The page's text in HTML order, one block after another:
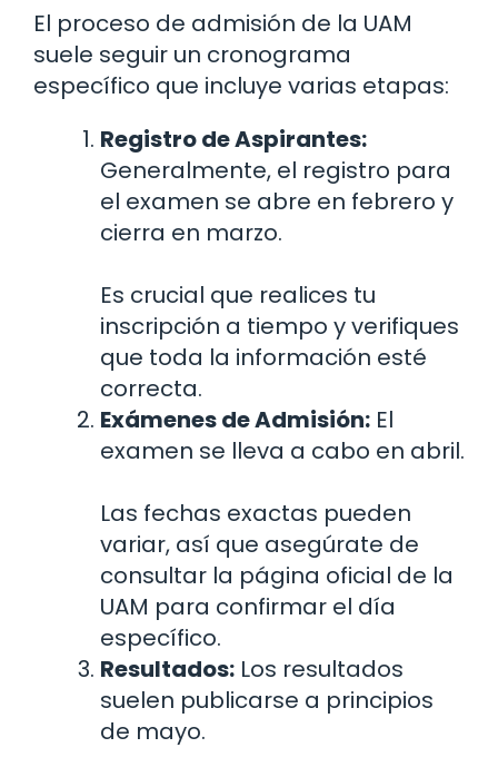
El proceso de admisión de la UAM
suele seguir un cronograma
específico que incluye varias etapas:
Registro de Aspirantes:
Generalmente, el registro para
el examen se abre en febrero y
cierra en marzo.
Es crucial que realices tu
inscripción a tiempo y verifiques
que toda la información esté
correcta.
Exámenes de Admisión: El
examen se lleva a cabo en abril.
Las fechas exactas pueden
variar, así que asegúrate de
consultar la página oficial de la
UAM para confirmar el día
específico.
Resultados: Los resultados
suelen publicarse a principios
de mayo.